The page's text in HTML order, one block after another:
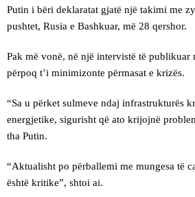
Putin i bëri deklaratat gjatë një takimi me
pushtet, Rusia e Bashkuar, më 28 qershor.
Pak më vonë, në një intervistë të publikuar
përpoq t’i minimizonte përmasat e krizës.
“Sa u përket sulmeve ndaj infrastrukturës
energjetike, sigurisht që ato krijojnë
tha Putin.
“Aktualisht po përballemi me mungesa të
është kritike”, shtoi ai.